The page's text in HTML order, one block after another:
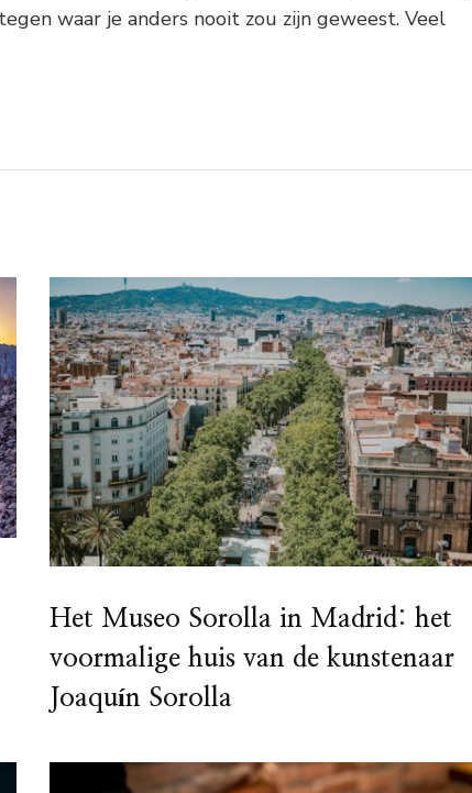
waar je anders nooit zou zijn geweest. Veel
Het Museo Sorolla in Madrid: het
voormalige huis van de kunstenaar
Joaquín Sorolla